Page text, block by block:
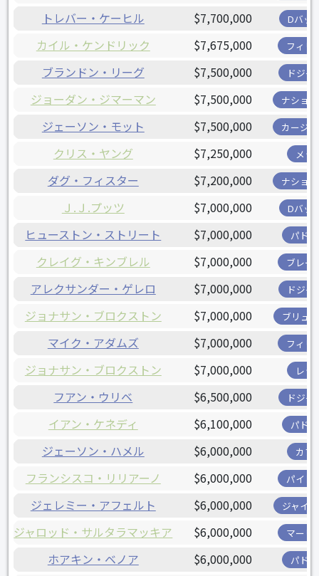
トレバー・ケーヒル $7,700,000 Dバッ
カイル・ケンドリック $7,675,000 フィリ
ブランドン・リーグ $7,500,000 ドジャ
ジョーダン・ジマーマン $7,500,000 ナショ
ジェーソン・モット $7,500,000 カージ
クリス・ヤング $7,250,000 メッ
ダグ・フィスター $7,200,000 ナショ
Ｊ.Ｊ.プッツ $7,000,000 Dバッ
ヒューストン・ストリート $7,000,000 パド
クレイグ・キンブレル $7,000,000 ブレー
アレクサンダー・ゲレロ $7,000,000 ドジャ
ジョナサン・ブロクストン $7,000,000 ブリュ
マイク・アダムズ $7,000,000 フィリ
ジョナサン・ブロクストン $7,000,000 レッ
フアン・ウリベ $6,500,000 ドジャ
イアン・ケネディ $6,100,000 パド
ジェーソン・ハメル $6,000,000 カブ
フランシスコ・リリアーノ $6,000,000 パイレ
ジェレミー・アフェルト $6,000,000 ジャイ
ジャロッド・サルタラマッキア $6,000,000 マーリ
ホアキン・ベノア $6,000,000 パド